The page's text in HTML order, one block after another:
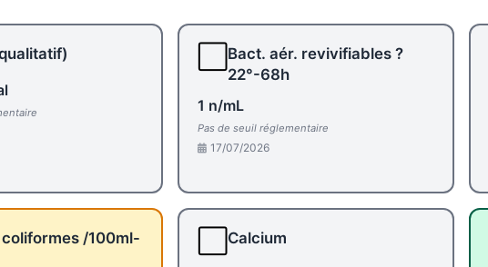
Bact. aér. revivifiables ?
22°-68h
1 n/mL
Pas de seuil réglementaire
17/07/2026
/100ml-
Calcium